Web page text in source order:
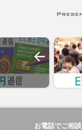
お電話でご相談